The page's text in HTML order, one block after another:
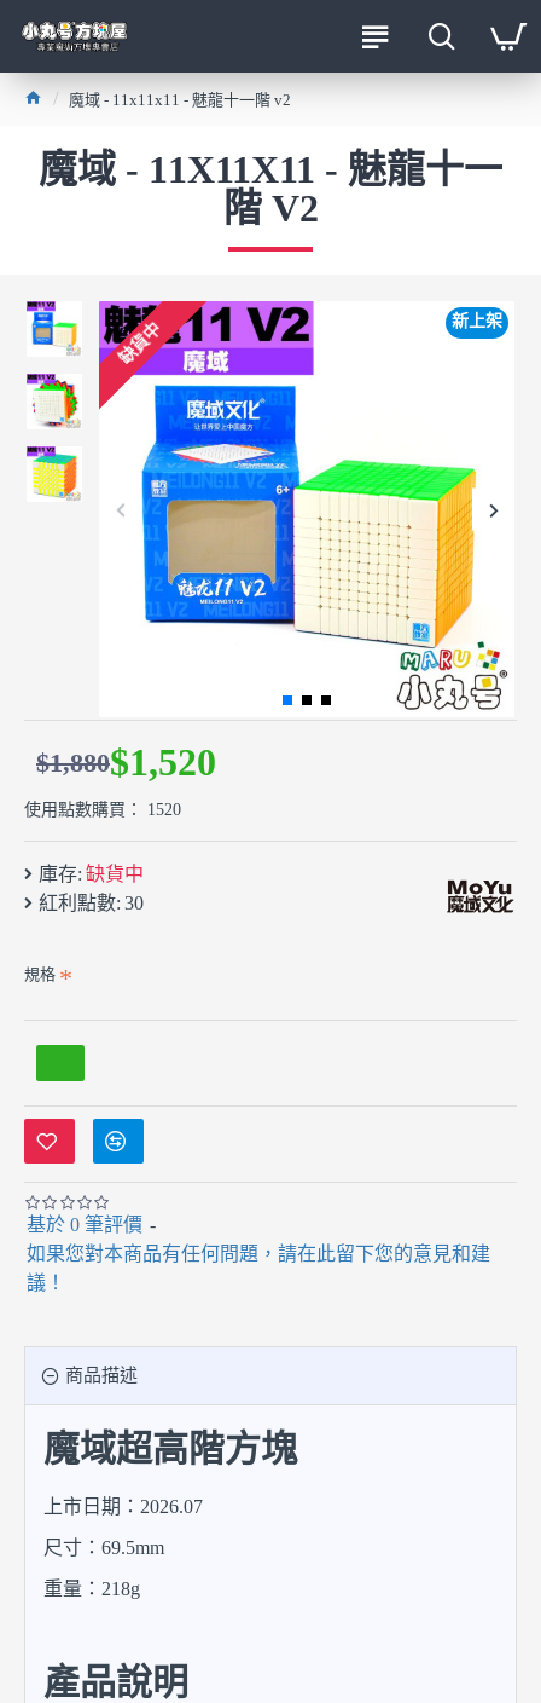
魔域 - 11x11x11 - 魅龍十一階 v2
魔域 - 11X11X11 - 魅龍十一
階 V2
新上架
缺貨中
庫存: 缺貨中
紅利點數: 30
基於 0 筆評價 -
如果您對本商品有任何問題，請在此留下您的意見和建
議！
$1,520
$1,880
使用點數購買： 1520
規格
商品描述
魔域超高階方塊
上市日期：2026.07
尺寸：69.5mm
重量：218g
產品說明